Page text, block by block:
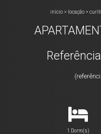
início > locação >
1 Dorm(s)